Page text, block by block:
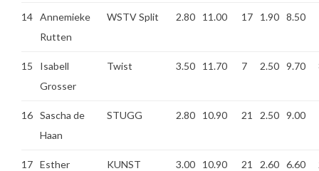
14 Annemieke
Rutten
WSTV Split 2.80 11.00 17 1.90 8.50
15
Isabell
Grosser
Twist 3.50 11.70 7 2.50 9.70
16 Sascha de
Haan
STUGG 2.80 10.90 21 2.50 9.00
17 Esther
KUNST 3.00 10.90 21 2.60 6.60